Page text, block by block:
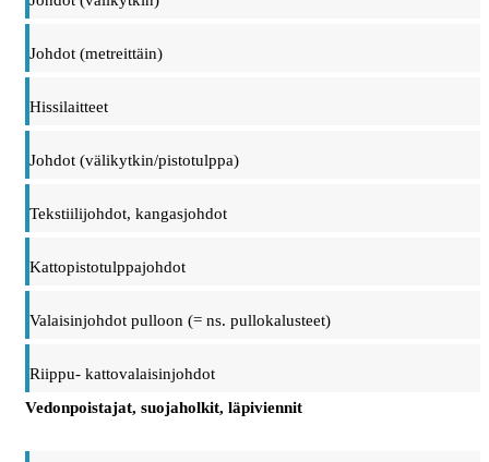
Johdot (metreittäin)
Hissilaitteet
Johdot (välikytkin/pistotulppa)
Tekstiilijohdot, kangasjohdot
Kattopistotulppajohdot
Valaisinjohdot pulloon (= ns. pullokalusteet)
Riippu- kattovalaisinjohdot
Vedonpoistajat, suojaholkit, läpiviennit